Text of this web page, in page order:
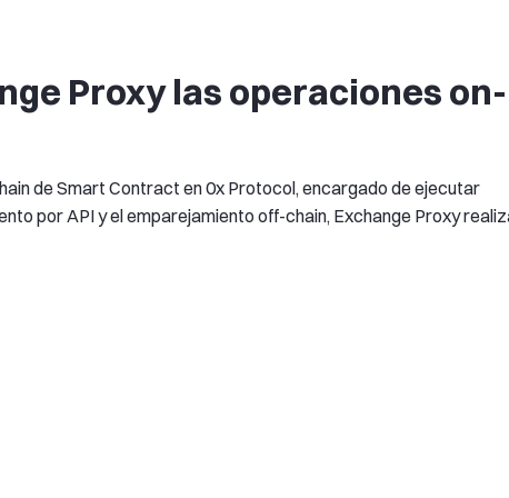
Proxy las operaciones on-
de Smart Contract en 0x Protocol, encargado de ejecutar
por API y el emparejamiento off-chain, Exchange Proxy